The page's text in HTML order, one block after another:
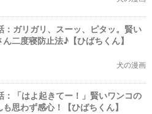
：ガリガリ、スーッ、ピタッ。賢い
二度寝防止法♪【ひばちくん】
犬の漫画
：「はよ起きてー！」賢いワンコの
思わず感心！【ひばちくん】